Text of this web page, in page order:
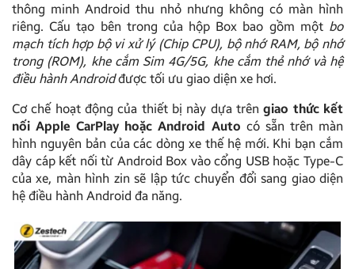
thông minh Android thu nhỏ nhưng không có màn hình
riêng. Cấu tạo bên trong của hộp Box bao gồm một bo
mạch tích hợp bộ vi xử lý (Chip CPU), bộ nhớ RAM, bộ nhớ
trong (ROM), khe cắm Sim 4G/5G, khe cắm thẻ nhớ và hệ
điều hành Androidđược tối ưu giao diện xe hơi.
Cơ chế hoạt động của thiết bị này dựa trêngiao thức kết
nối Apple CarPlay hoặc Android Auto có sẵn trên màn
hình nguyên bản của các dòng xe thế hệ mới. Khi bạn cắm
dây cáp kết nối từ Android Box vào cổng USB hoặc Type-C
của xe, màn hình zin sẽ lập tức chuyển đổi sang giao diện
hệ điều hành Android đa năng.